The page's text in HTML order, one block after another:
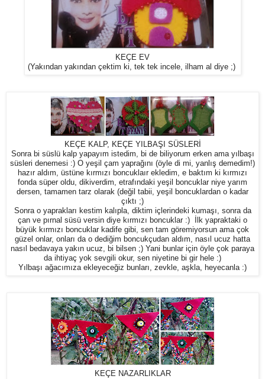
KEÇE EV
(Yakından yakından çektim ki, tek tek incele, ilham al diye ;)
KEÇE KALP, KEÇE YILBAŞI SÜSLERİ
Sonra bi süslü kalp yapayım istedim, bi de biliyorum erken ama yılbaşı
süsleri denemesi :) O yeşil çam yaprağını (öyle di mi, yanlış demedim!)
hazır aldım, üstüne kırmızı boncuklaır ekledim, e baktım ki kırmızı
fonda süper oldu, dikiverdim, etrafındaki yeşil boncuklar niye yarım
dersen, tamamen tarz olarak (değil tabii, yeşil boncuklardan o kadar
çıktı ;)
Sonra o yaprakları kestim kalıpla, diktim içlerindeki kumaşı, sonra da
çan ve pırnal süsü versin diye kırmızı boncuklar :) İlk yapraktaki o
büyük kırmızı boncuklar kadife gibi, sen tam göremiyorsun ama çok
güzel onlar, onları da o dediğim boncukçudan aldım, nasıl ucuz hatta
nasıl bedavaya yakın ucuz, bi bilsen ;) Yani bunlar için öyle çok paraya
da ihtiyaç yok sevgili okur, sen niyetine bi gir hele :)
Yılbaşı ağacımıza ekleyeceğiz bunları, zevkle, aşkla, heyecanla :)
KEÇE NAZARLIKLAR